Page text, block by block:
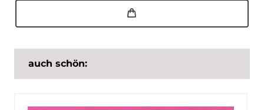
auch schön: